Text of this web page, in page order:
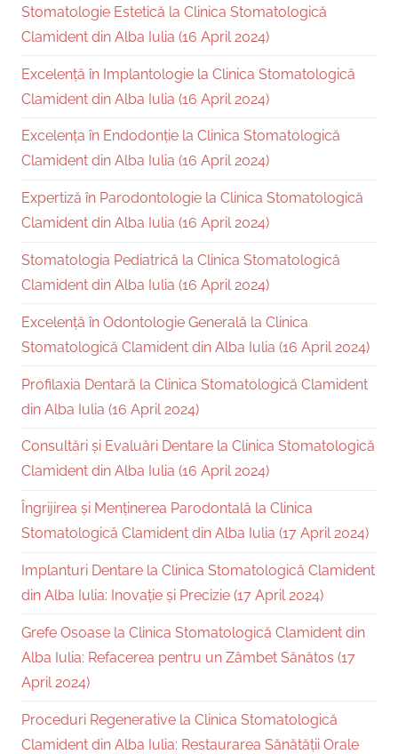
Stomatologie Estetică la Clinica Stomatologică
Clamident din Alba Iulia (16 April 2024)
Excelență în Implantologie la Clinica Stomatologică
Clamident din Alba Iulia (16 April 2024)
Excelența în Endodonție la Clinica Stomatologică
Clamident din Alba Iulia (16 April 2024)
Expertiză în Parodontologie la Clinica Stomatologică
Clamident din Alba Iulia (16 April 2024)
Stomatologia Pediatrică la Clinica Stomatologică
Clamident din Alba Iulia (16 April 2024)
Excelență în Odontologie Generală la Clinica
Stomatologică Clamident din Alba Iulia (16 April 2024)
Profilaxia Dentară la Clinica Stomatologică Clamident
din Alba Iulia (16 April 2024)
Consultări și Evaluări Dentare la Clinica Stomatologică
Clamident din Alba Iulia (16 April 2024)
Îngrijirea și Menținerea Parodontală la Clinica
Stomatologică Clamident din Alba Iulia (17 April 2024)
Implanturi Dentare la Clinica Stomatologică Clamident
din Alba Iulia: Inovație și Precizie (17 April 2024)
Grefe Osoase la Clinica Stomatologică Clamident din
Alba Iulia: Refacerea pentru un Zâmbet Sănătos (17
April 2024)
Proceduri Regenerative la Clinica Stomatologică
Clamident din Alba Iulia: Restaurarea Sănătății Orale